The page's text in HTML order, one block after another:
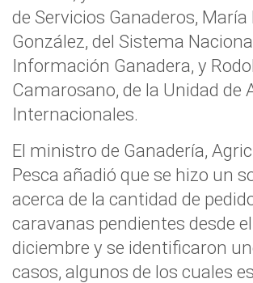
de Servicios Ganaderos, María
González, del Sistema
Información Ganadera, y
Camarosano, de la Unidad de
Internacionales.
El ministro de Ganadería,
Pesca añadió que se hizo un
acerca de la cantidad de
caravanas pendientes desde
diciembre y se identificaron
casos, algunos de los cuales